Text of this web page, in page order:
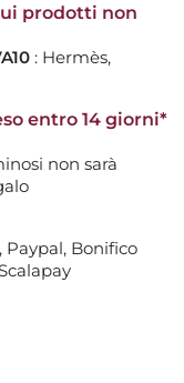
prodotti non
: Hermès,
entro 14 giorni*
non sarà
Bonifico